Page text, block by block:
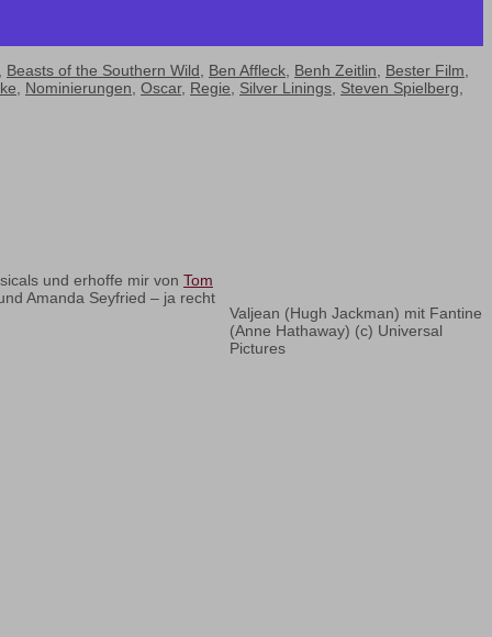
, Beasts of the Southern Wild, Ben Affleck, Benh Zeitlin, Bester Film,
, Nominierungen, Oscar, Regie, Silver Linings, Steven Spielberg,
Valjean (Hugh Jackman) mit Fantine
(Anne Hathaway) (c) Universal
Pictures
und erhoffe mir von Tom
Amanda Seyfried – ja recht